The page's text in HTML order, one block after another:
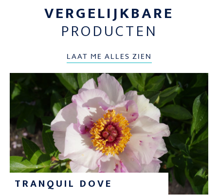
VERGELIJKBARE
PRODUCTEN
LAAT ME ALLES ZIEN
TRANQUIL DOVE